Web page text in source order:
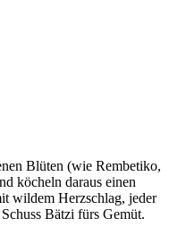
Blüten (wie Rembetiko,
köcheln daraus einen
wildem Herzschlag, jeder
Bätzi fürs Gemüt.